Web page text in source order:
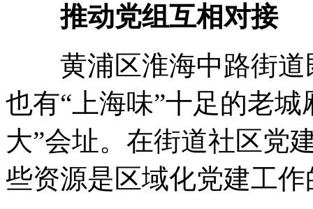
推动党组互相对接
黄浦区淮海中路街道
也有“上海味”十足的老
大”会址。在街道社区党
些资源是区域化党建工